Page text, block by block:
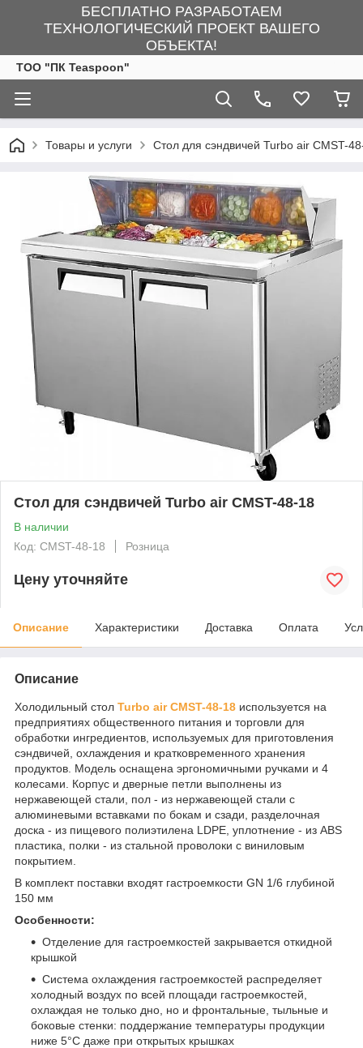
БЕСПЛАТНО РАЗРАБОТАЕМ
ТЕХНОЛОГИЧЕСКИЙ ПРОЕКТ ВАШЕГО
ОБЪЕКТА!
ТОО "ПК Teaspoon"
Товары и услуги Стол для сэндвичей Turbo air CMST-
Стол для сэндвичей Turbo air CMST-48-18
В наличии
Код: CMST-48-18
Розница
Цену уточняйте
Описание Характеристики Доставка Оплата
Описание
Холодильный стол Turbo air CMST-48-18 используется на
предприятиях общественного питания и торговли для
обработки ингредиентов, используемых для приготовления
сэндвичей, охлаждения и кратковременного хранения
продуктов. Модель оснащена эргономичными ручками и 4
колесами. Корпус и дверные петли выполнены из
нержавеющей стали, пол - из нержавеющей стали с
алюминевыми вставками по бокам и сзади, разделочная
доска - из пищевого полиэтилена LDPE, уплотнение - из ABS
пластика, полки - из стальной проволоки с виниловым
покрытием.
В комплект поставки входят гастроемкости GN 1/6 глубиной
150 мм
Особенности:
Отделение для гастроемкостей закрывается откидной
крышкой
Система охлаждения гастроемкостей распределяет
холодный воздух по всей площади гастроемкостей,
охлаждая не только дно, но и фронтальные, тыльные и
боковые стенки: поддержание температуры продукции
ниже 5°С даже при открытых крышках